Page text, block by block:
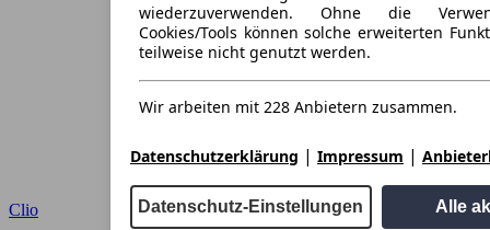
wiederzuverwenden. Ohne die
Cookies/Tools können solche erweiterten
teilweise nicht genutzt werden.
Wir arbeiten mit 228 Anbietern zusammen.
Datenschutzerklärung | Impressum |
Datenschutz-Einstellungen Alle
Clio